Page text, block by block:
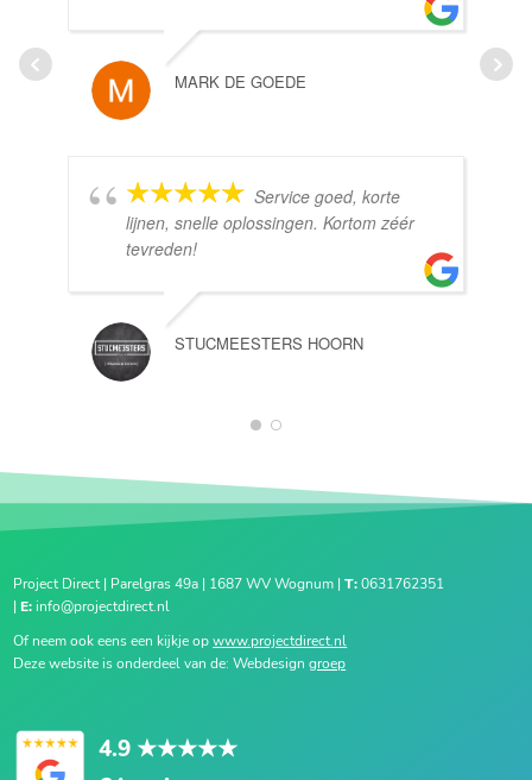
MARK DE GOEDE
Service goed, korte
lijnen, snelle oplossingen. Kortom zéér
tevreden!
STUCMEESTERS HOORN
1 2
Project Direct | Parelgras 49a | 1687 WV Wognum |T:0631762351
| E: info@projectdirect.nl
Of neem ook eens een kijkje opwww.projectdirect.nl
Deze website is onderdeel van de: Webdesigngroep
4.9 ★★★★★